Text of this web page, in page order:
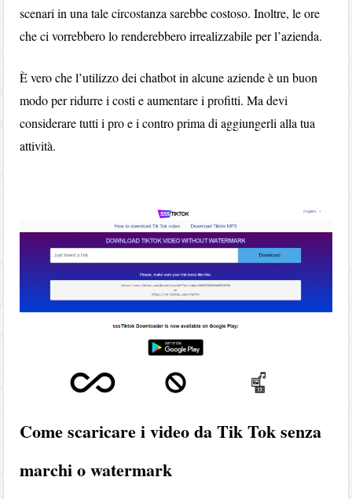
scenari in una tale circostanza sarebbe costoso. Inoltre, le ore
che ci vorrebbero lo renderebbero irrealizzabile per l’azienda.
È vero che l’utilizzo dei chatbot in alcune aziende è un buon
modo per ridurre i costi e aumentare i profitti. Ma devi
considerare tutti i pro e i contro prima di aggiungerli alla tua
attività.
Come scaricare i video da Tik Tok senza
marchi o watermark